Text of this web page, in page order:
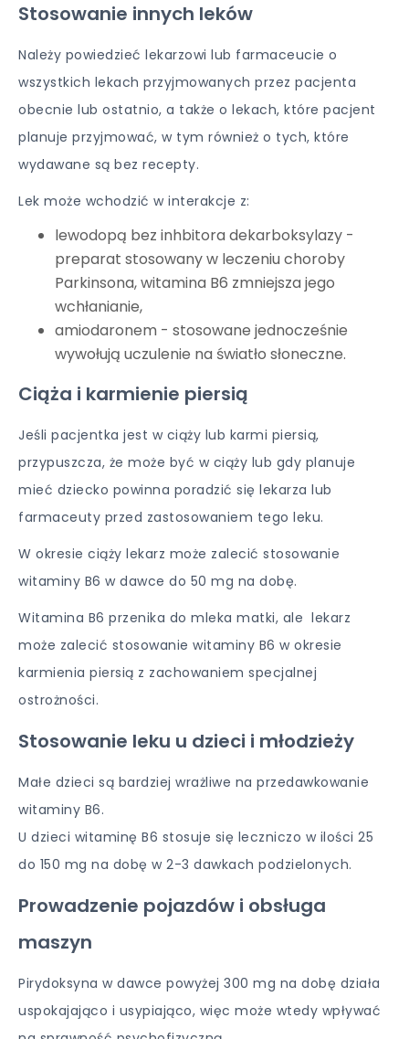
Stosowanie innych leków
Należy powiedzieć lekarzowi lub farmaceucie o
wszystkich lekach przyjmowanych przez pacjenta
obecnie lub ostatnio, a także o lekach, które pacjent
planuje przyjmować, w tym również o tych, które
wydawane są bez recepty.
Lek może wchodzić w interakcje z:
lewodopą bez inhbitora dekarboksylazy -
preparat stosowany w leczeniu choroby
Parkinsona, witamina B6 zmniejsza jego
wchłanianie,
amiodaronem - stosowane jednocześnie
wywołują uczulenie na światło słoneczne.
Ciąża i karmienie piersią
Jeśli pacjentka jest w ciąży lub karmi piersią,
przypuszcza, że może być w ciąży lub gdy planuje
mieć dziecko powinna poradzić się lekarza lub
farmaceuty przed zastosowaniem tego leku.
W okresie ciąży lekarz może zalecić stosowanie
witaminy B6 w dawce do 50 mg na dobę.
Witamina B6 przenika do mleka matki, ale lekarz
może zalecić stosowanie witaminy B6 w okresie
karmienia piersią z zachowaniem specjalnej
ostrożności.
Stosowanie leku u dzieci i młodzieży
Małe dzieci są bardziej wrażliwe na przedawkowanie
witaminy B6.
U dzieci witaminę B6 stosuje się leczniczo w ilości 25
do 150 mg na dobę w 2-3 dawkach podzielonych.
Prowadzenie pojazdów i obsługa
maszyn
Pirydoksyna w dawce powyżej 300 mg na dobę działa
uspokajająco i usypiająco, więc może wtedy wpływać